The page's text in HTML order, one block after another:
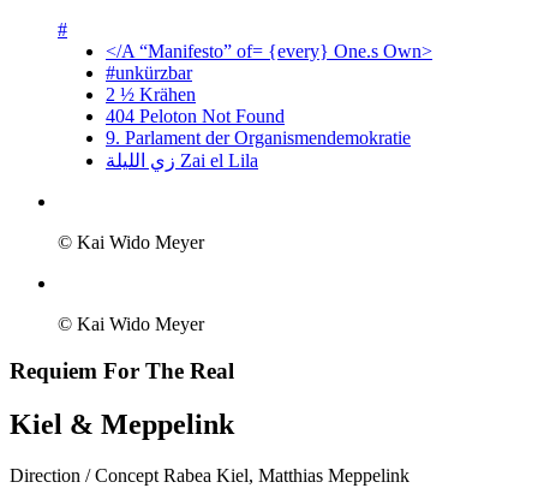
#
</A “Manifesto” of= {every} One.s Own>
#unkürzbar
2 ½ Krähen
404 Peloton Not Found
9. Parlament der Organismendemokratie
زي‌ اللیلة Zai el Lila
© Kai Wido Meyer
© Kai Wido Meyer
Requiem For The Real
Kiel & Meppelink
Direction / Concept Rabea Kiel, Matthias Meppelink